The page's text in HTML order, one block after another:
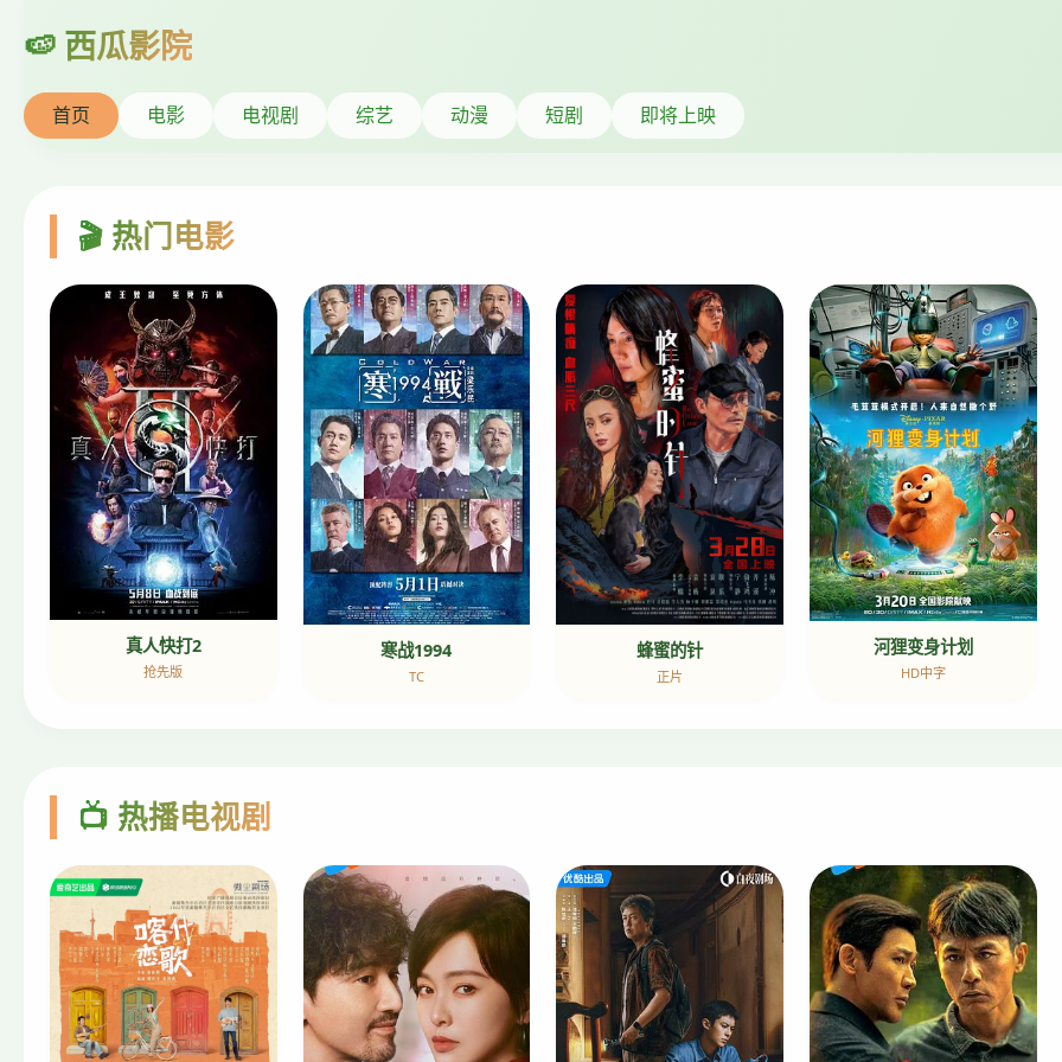
首页 电影 电视剧 综艺 动漫 短剧 即将上映
🎬 热门电影
真人快打2
抢先版
寒战1994
TC
蜂蜜的针
正片
河狸变身计划
HD中字
📺 热播电视剧